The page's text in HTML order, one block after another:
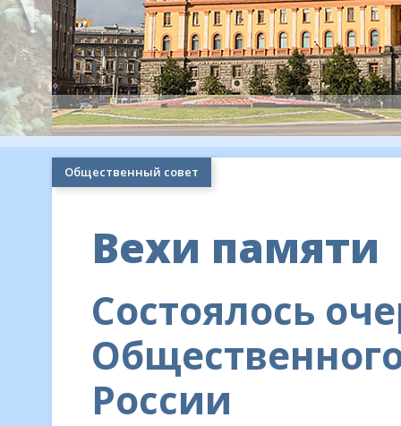
Общественный совет
Вехи памяти
Состоялось
России